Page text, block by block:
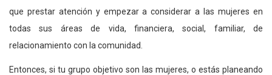
que prestar atención y empezar a considerar a las mujeres en
todas sus áreas de vida, financiera, social, familiar, de
relacionamiento con la comunidad.
Entonces, si tu grupo objetivo son las mujeres, o estás planeando